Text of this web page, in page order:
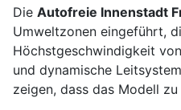
Die Autofreie Innenstadt
Umweltzonen eingeführt,
Höchstgeschwindigkeit
und dynamische
zeigen, dass das Modell